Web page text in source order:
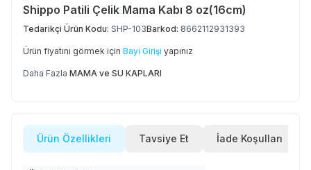
Shippo Patili Çelik Mama Kabı 8 oz(16cm)
Tedarikçi Ürün Kodu: SHP-103Barkod: 8662112931393
Ürün fiyatını görmek için Bayi Girişi yapınız
Daha Fazla MAMA ve SU KAPLARI
Ürün Özellikleri Tavsiye Et İade Koşulları